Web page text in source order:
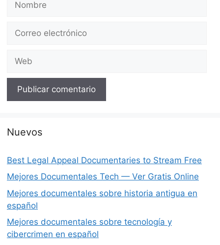
electrónico
Nuevos
Best Legal Appeal Documentaries to Stream Free
Mejores Documentales Tech — Ver Gratis Online
Mejores documentales sobre historia antigua en
español
Mejores documentales sobre tecnología y
cibercrimen en español